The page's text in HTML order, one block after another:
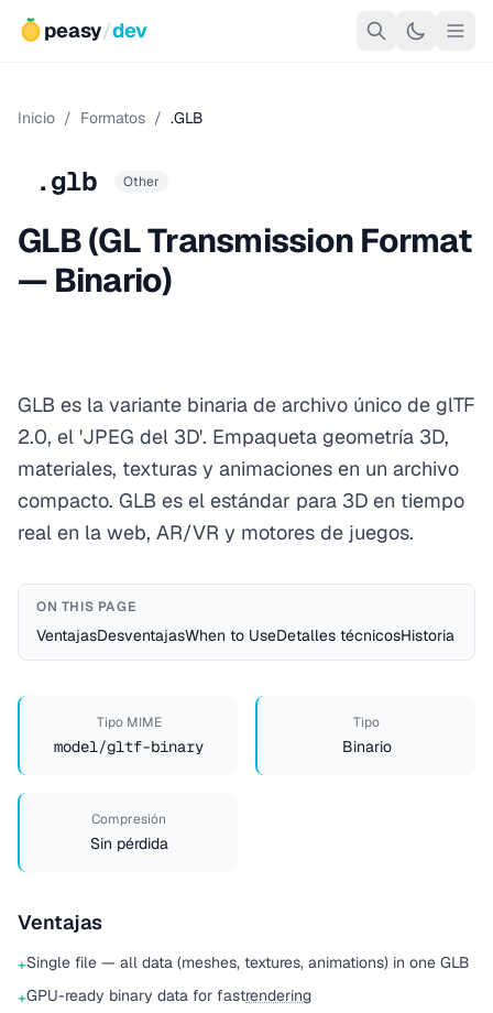
peasy/dev
Inicio / Formatos / .GLB
.glb Other
GLB (GL Transmission Format
— Binario)
GLB es la variante binaria de archivo único de glTF
2.0, el 'JPEG del 3D'. Empaqueta geometría 3D,
materiales, texturas y animaciones en un archivo
compacto. GLB es el estándar para 3D en tiempo
real en la web, AR/VR y motores de juegos.
ON THIS PAGE
VentajasDesventajasWhen to UseDetalles técnicosHistoria
Tipo MIME
model/gltf-binary
Tipo
Binario
Compresión
Sin pérdida
Ventajas
+Single file — all data (meshes, textures, animations) in one GLB
+GPU-ready binary data for fastrendering